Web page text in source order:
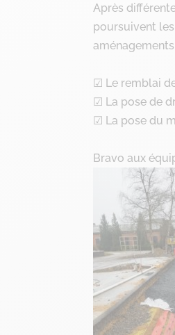
Après
poursuivent
aménagements
☑ Le remblai
☑ La pose de
☑ La pose du
Bravo aux